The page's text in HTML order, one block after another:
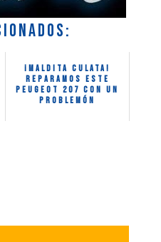
¡Maldita culata!
Reparamos este
Peugeot 207 con un
problemón